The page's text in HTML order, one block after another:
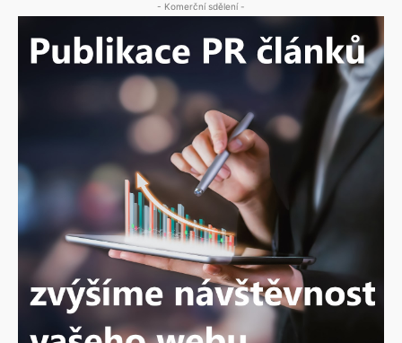
- Komerční sdělení -